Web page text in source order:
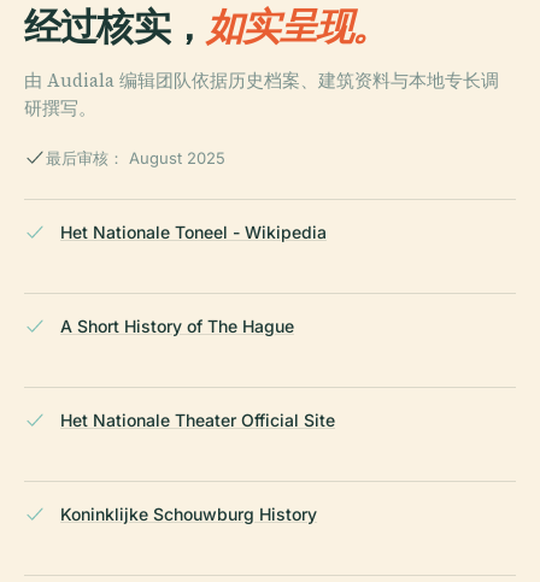
经过核实， 如实呈现。
由 Audiala 编辑团队依据历史档案、建筑资料与本地专长调
研撰写。
最后审核： August 2025
Het Nationale Toneel - Wikipedia
A Short History of The Hague
Het Nationale Theater Official Site
Koninklijke Schouwburg History